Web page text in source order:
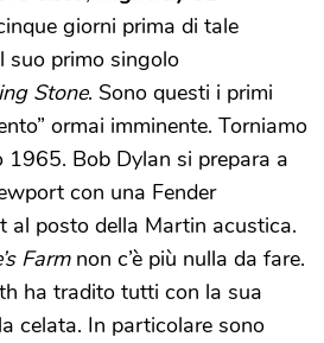
giorni prima di tale
suo primo singolo
Stone. Sono questi i primi
ormai imminente. Torniamo
Bob Dylan si prepara a
con una Fender
al posto della Martin acustica.
Farmnon c’è più nulla da fare.
ha tradito tutti con la sua
celata. In particolare sono